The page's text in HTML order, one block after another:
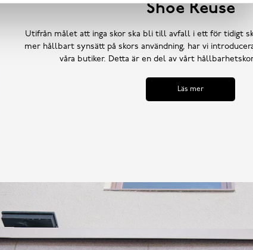
Shoe Reuse
Utifrån målet att inga skor ska bli till avfall i ett för tidigt
mer hållbart synsätt på skors användning, har vi
våra butiker. Detta är en del av vårt
Läs mer